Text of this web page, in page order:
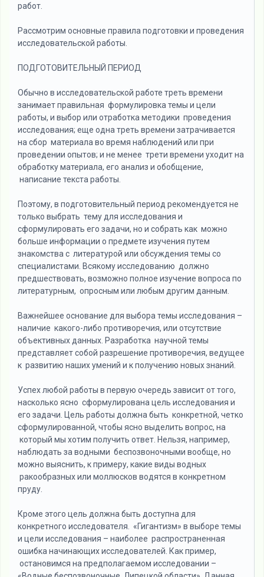
работ.
Рассмотрим основные правила подготовки и проведения
исследовательской работы.
ПОДГОТОВИТЕЛЬНЫЙ ПЕРИОД
Обычно в исследовательской работе треть времени
занимает правильная формулировка темы и цели
работы, и выбор или отработка методики проведения
исследования; еще одна треть времени затрачивается
на сбор материала во время наблюдений или при
проведении опытов; и не менее трети времени уходит на
обработку материала, его анализ и обобщение,
написание текста работы.
Поэтому, в подготовительный период рекомендуется не
только выбрать тему для исследования и
сформулировать его задачи, но и собрать как можно
больше информации о предмете изучения путем
знакомства с литературой или обсуждения темы со
специалистами. Всякому исследованию должно
предшествовать, возможно полное изучение вопроса по
литературным, опросным или любым другим данным.
Важнейшее основание для выбора темы исследования –
наличие какого-либо противоречия, или отсутствие
объективных данных. Разработка научной темы
представляет собой разрешение противоречия, ведущее
к развитию наших умений и к получению новых знаний.
Успех любой работы в первую очередь зависит от того,
насколько ясно сформулирована цель исследования и
его задачи. Цель работы должна быть конкретной, четко
сформулированной, чтобы ясно выделить вопрос, на
который мы хотим получить ответ. Нельзя, например,
наблюдать за водными беспозвоночными вообще, но
можно выяснить, к примеру, какие виды водных
ракообразных или моллюсков водятся в конкретном
пруду.
Кроме этого цель должна быть доступна для
конкретного исследователя. «Гигантизм» в выборе темы
и цели исследования – наиболее распространенная
ошибка начинающих исследователей. Как пример,
остановимся на предполагаемом исследовании –